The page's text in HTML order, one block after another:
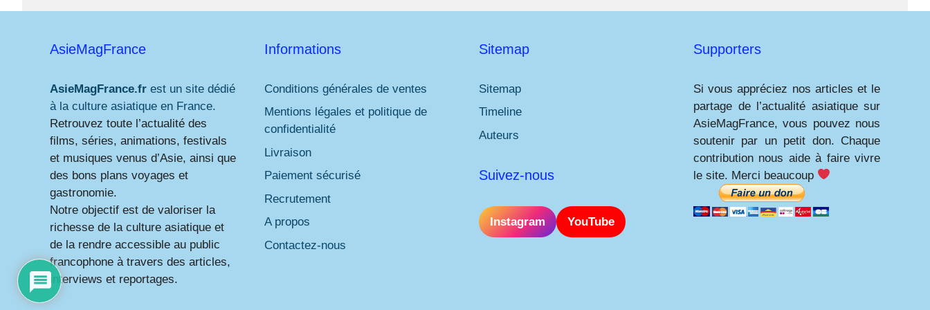
AsieMagFrance
AsieMagFrance.fr est un site dédié
à la culture asiatique en France.
Retrouvez toute l’actualité des
films, séries, animations, festivals
et musiques venus d’Asie, ainsi que
des bons plans voyages et
gastronomie.
Notre objectif est de valoriser la
richesse de la culture asiatique et
de la rendre accessible au public
francophone à travers des articles,
interviews et reportages.
Informations
Conditions générales de ventes
Mentions légales et politique de
confidentialité
Livraison
Paiement sécurisé
Recrutement
A propos
Contactez-nous
Sitemap
Sitemap
Timeline
Auteurs
Suivez-nous
Instagram YouTube
Supporters
Si vous appréciez nos articles et le
partage de l’actualité asiatique sur
AsieMagFrance, vous pouvez nous
soutenir par un petit don. Chaque
contribution nous aide à faire vivre
le site. Merci beaucoup